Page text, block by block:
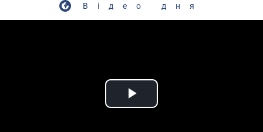
Відео дня
Play Video